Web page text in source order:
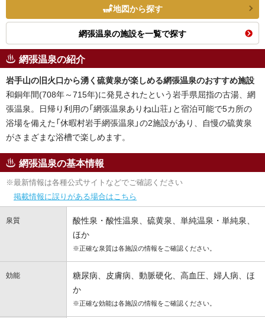
地図から探す
網張温泉の施設を一覧で探す
網張温泉の紹介
岩手山の旧火口から湧く硫黄泉が楽しめる網張温泉のおすすめ施設
和銅年間(708年～715年)に発見されたという岩手県屈指の古湯、網
張温泉。日帰り利用の「網張温泉ありね山荘」と宿泊可能で5カ所の
浴場を備えた「休暇村岩手網張温泉」の2施設があり、自慢の硫黄泉
がさまざまな浴槽で楽しめます。
網張温泉の基本情報
※最新情報は各種公式サイトなどでご確認ください
掲載情報に誤りがある場合はこちら
泉質
酸性泉・酸性温泉、硫黄泉、単純温泉・単純泉、
ほか
※正確な泉質は各施設の情報をご確認ください。
効能
糖尿病、皮膚病、動脈硬化、高血圧、婦人病、ほ
か
※正確な効能は各施設の情報をご確認ください。